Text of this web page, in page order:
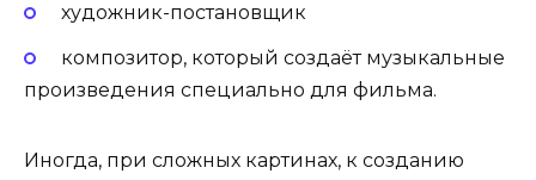
художник-постановщик
композитор, который создаёт музыкальные
произведения специально для фильма.
Иногда, при сложных картинах, к созданию